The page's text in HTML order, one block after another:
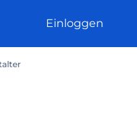
Einloggen